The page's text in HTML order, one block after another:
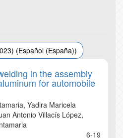
(Español (España))
in the assembly
for automobile
Yadira Maricela
Antonio Villacís López,
6-19